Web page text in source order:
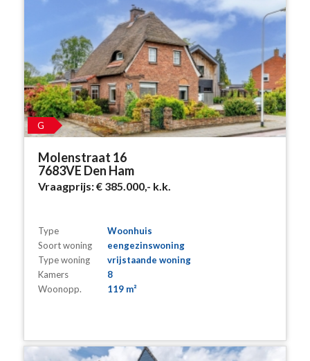
G
Molenstraat 16
7683VE Den Ham
Vraagprijs:€ 385.000,- k.k.
Type
Woonhuis
Soort woning
eengezinswoning
Type woning
vrijstaande woning
Kamers
8
Woonopp.
119 m²